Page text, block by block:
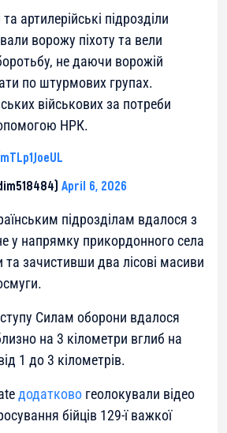
артилерійські підрозділи
ворожу піхоту та вели
не даючи ворожій
по штурмових групах.
військових за потреби
НРК.
April 6, 2026
підрозділам вдалося з
у напрямку прикордонного села
зачистивши два лісові масиви
Силам оборони вдалося
на 3 кілометри вглиб на
1 до 3 кілометрів.
додатково геолокували відео
бійців 129-ї важкої